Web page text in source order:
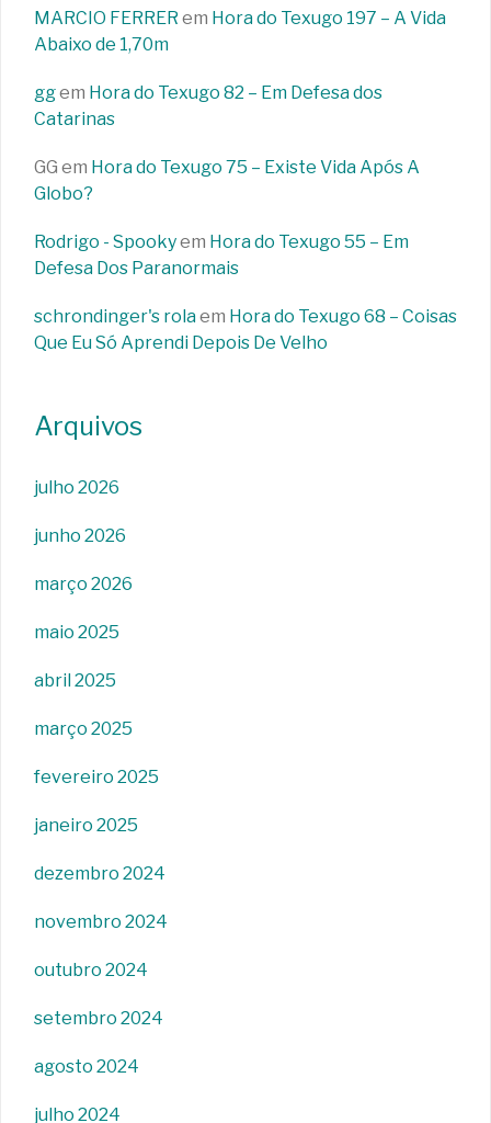
MARCIO FERRER em Hora do Texugo 197 – A Vida
Abaixo de 1,70m
ggem Hora do Texugo 82 – Em Defesa dos
Catarinas
GG em Hora do Texugo 75 – Existe Vida Após A
Globo?
Rodrigo - Spookyem Hora do Texugo 55 – Em
Defesa Dos Paranormais
schrondinger's rolaem Hora do Texugo 68 – Coisas
Que Eu Só Aprendi Depois De Velho
Arquivos
julho 2026
junho 2026
março 2026
maio 2025
abril 2025
março 2025
fevereiro 2025
janeiro 2025
dezembro 2024
novembro 2024
outubro 2024
setembro 2024
agosto 2024
julho 2024